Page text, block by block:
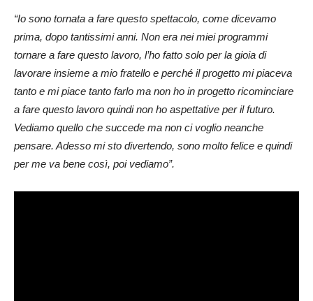
“Io sono tornata a fare questo spettacolo, come dicevamo
prima, dopo tantissimi anni. Non era nei miei programmi
tornare a fare questo lavoro, l’ho fatto solo per la gioia di
lavorare insieme a mio fratello e perché il progetto mi piaceva
tanto e mi piace tanto farlo ma non ho in progetto ricominciare
a fare questo lavoro quindi non ho aspettative per il futuro.
Vediamo quello che succede ma non ci voglio neanche
pensare. Adesso mi sto divertendo, sono molto felice e quindi
per me va bene così, poi vediamo”.